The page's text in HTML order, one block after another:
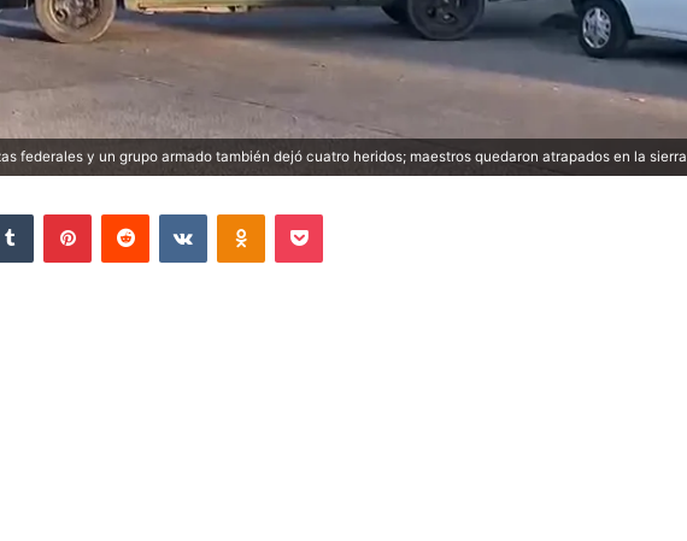
federales y un grupo armado también dejó cuatro heridos; maestros quedaron atrapados en la sierra
Tumblr PinterestReddit VKontakteOdnoklassniki
Pocket